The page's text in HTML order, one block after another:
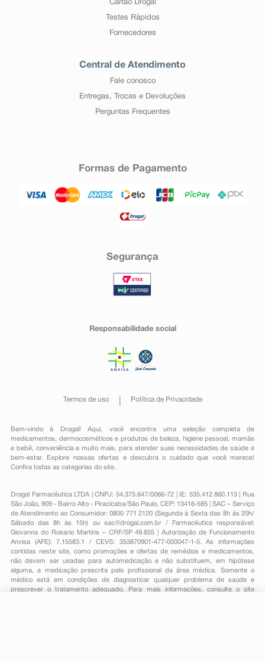
Cartão Drogal
Testes Rápidos
Fornecedores
Central de Atendimento
Fale conosco
Entregas, Trocas e Devoluções
Perguntas Frequentes
Formas de Pagamento
Segurança
Responsabilidade social
Termos de uso Política de Privacidade
Bem-vindo à Drogal! Aqui, você encontra uma seleção completa de
medicamentos , dermocosméticos e produtos de beleza, higiene pessoal ,mamãe
e bebê, conveniênciae muito mais, para atender suas necessidades de saúde e
bem-estar. Explore nossas ofertas e descubra o cuidado que você merece!
Confira todas as categorias do site.
Drogal Farmacêutica LTDA | CNPJ: 54.375.647/0066-72 | IE: 535.412.860.113 | Rua
São João, 909 - Bairro Alto - Piracicaba/São Paulo, CEP: 13416-585 | SAC – Serviço
de Atendimento ao Consumidor: 0800 771 2120 (Segunda à Sexta das 8h às 20h/
Sábado das 8h às 15h) ou sac@drogal.com.br/ Farmacêutica responsável:
Giovanna do Rosario Martins – CRF/SP 49.855 | Autorização de Funcionamento
Anvisa (AFE): 7.15583.1 / CEVS: 353870901-477-000047-1-5. As informações
contidas neste site, como promoções e ofertas de remédios e medicamentos,
não devem ser usadas para automedicação e não substituem, em hipótese
alguma, a medicação prescrita pelo profissional da área médica. Somente o
médico está em condições de diagnosticar qualquer problema de saúde e
prescrever o tratamento adequado. Para mais informações, consulte o site